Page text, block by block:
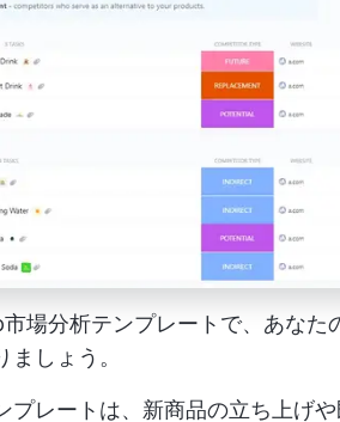
場分析テンプレートで、あなた
ましょう。
プレートは、新商品の立ち上げ